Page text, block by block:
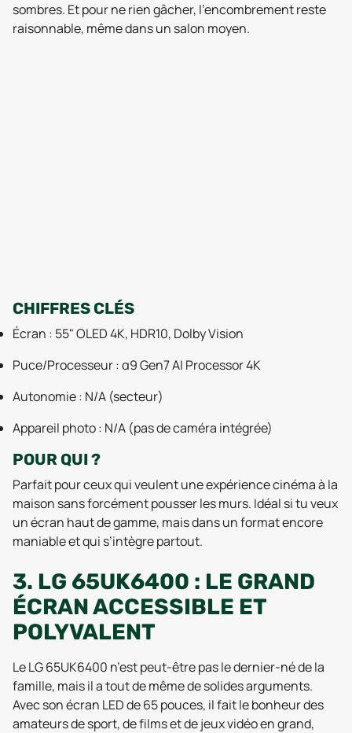
sombres. Et pour ne rien gâcher, l’encombrement reste
raisonnable, même dans un salon moyen.
CHIFFRES CLÉS
Écran : 55" OLED 4K, HDR10, Dolby Vision
Puce/Processeur : α9 Gen7 AI Processor 4K
Autonomie : N/A (secteur)
Appareil photo : N/A (pas de caméra intégrée)
POUR QUI ?
Parfait pour ceux qui veulent une expérience cinéma à la
maison sans forcément pousser les murs. Idéal si tu veux
un écran haut de gamme, mais dans un format encore
maniable et qui s’intègre partout.
3. LG 65UK6400 : LE GRAND
ÉCRAN ACCESSIBLE ET
POLYVALENT
Le LG 65UK6400 n’est peut-être pas le dernier-né de la
famille, mais il a tout de même de solides arguments.
Avec son écran LED de 65 pouces, il fait le bonheur des
amateurs de sport, de films et de jeux vidéo en grand,